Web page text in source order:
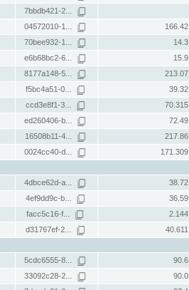
7bbdb421-2...
04572010-1... 166.42
70bee932-1... 14.3
e6b68bc2-6... 15.9
8177a148-5... 213.07
f5bc4a51-0... 39.32
ccd3e8f1-3... 70.315
ed260406-b... 72.49
16508b11-4... 217.86
0024cc40-d... 171.309
4dbce62d-a... 38.72
4ef9dd9c-b... 36.59
facc5c16-f... 2.144
d31767ef-2... 40.611
5cdc6555-8... 90.6
33092c28-2... 90.0